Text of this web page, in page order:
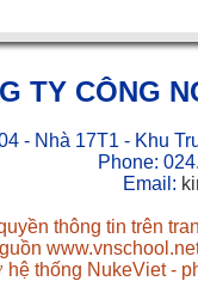
TY CÔNG
- Nhà 17T1 - Khu
Phone:
Email:
thông tin trên
thống NukeViet -